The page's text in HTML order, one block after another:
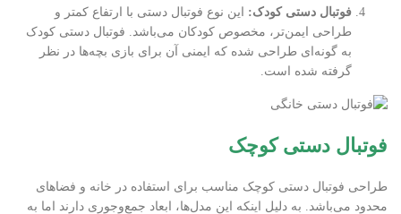
فوتبال دستی کودک: این نوع فوتبال دستی با ارتفاع کمتر و
طراحی ایمن‌تر، مخصوص کودکان می‌باشد. فوتبال دستی کودک
به گونه‌ای طراحی شده که ایمنی آن برای بازی بچه‌ها در نظر
گرفته شده است.
فوتبال دستی کوچک
طراحی فوتبال دستی کوچک مناسب برای استفاده در خانه و فضاهای
محدود می‌باشد. به دلیل اینکه این مدل‌ها، ابعاد جمع‌وجوری دارند اما به